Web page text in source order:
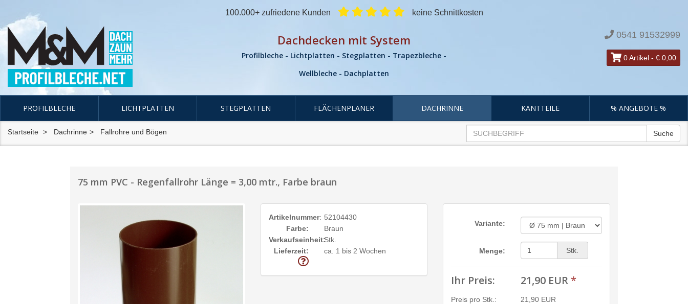
100.000+ zufriedene Kunden keine Schnittkosten
Dachdecken mit System
Profilbleche - Lichtplatten - Stegplatten - Trapezbleche -
Wellbleche - Dachplatten
0541 91532999
0 Artikel - € 0,00
PROFILBLECHE LICHTPLATTEN STEGPLATTEN FLÄCHENPLANER DACHRINNE KANTTEILE % ANGEBOTE %
Startseite Dachrinne Fallrohre und Bögen Suche
75 mm PVC - Regenfallrohr Länge = 3,00 mtr., Farbe braun
Artikelnummer: 52104430
Farbe:
Braun
Verkaufseinheit:Stk.
Lieferzeit:
ca. 1 bis 2 Wochen
Variante:
Menge: Stk.
Ihr Preis: 21,90 EUR *
Preis pro Stk.:
21,90 EUR